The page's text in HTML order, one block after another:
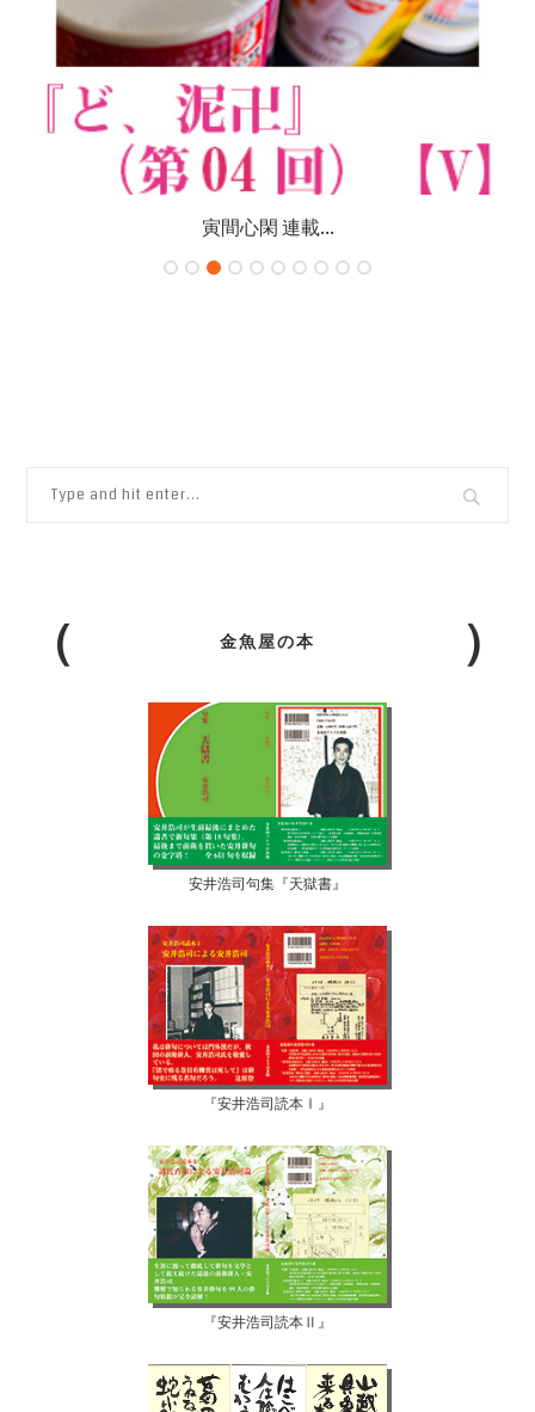
寅間心閑 連載...
金魚屋の本
安井浩司句集『天獄書』
『安井浩司読本Ⅰ』
『安井浩司読本Ⅱ』